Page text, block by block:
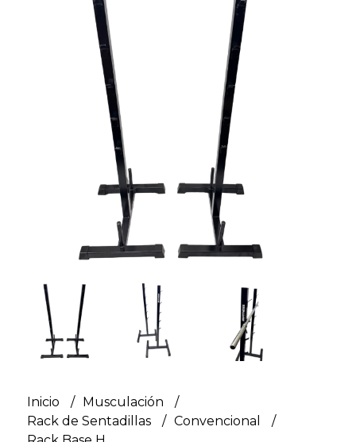
Inicio
Musculación
Rack de Sentadillas
Convencional